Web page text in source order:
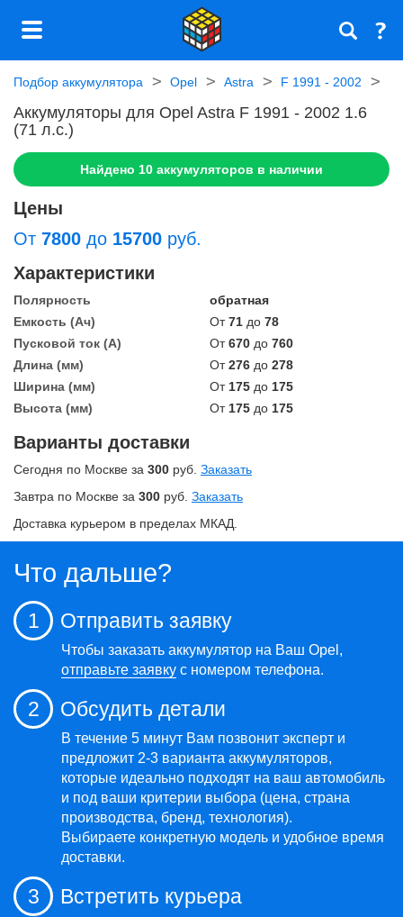
Подбор аккумулятора Opel Astra F 1991 - 2002
Аккумуляторы для Opel Astra F 1991 - 2002 1.6
(71 л.с.)
Найдено 10 аккумуляторов в наличии
Цены
От 7800 до 15700 руб.
Характеристики
Полярность
обратная
Емкость (Ач)
От71 до 78
Пусковой ток (А)
От670 до 760
Длина (мм)
От276 до 278
Ширина (мм)
От 175 до 175
Высота (мм)
От 175 до 175
Варианты доставки
Сегодня по Москве за 300 руб. Заказать
Завтра по Москве за 300 руб. Заказать
Доставка курьером в пределах МКАД.
Что дальше?
1 Отправить заявку
Чтобы заказать аккумулятор на Ваш Opel,
отправьте заявку с номером телефона.
2 Обсудить детали
В течение 5 минут Вам позвонит эксперт и
предложит 2-3 варианта аккумуляторов,
которые идеально подходят на ваш автомобиль
и под ваши критерии выбора (цена, страна
производства, бренд, технология).
Выбираете конкретную модель и удобное время
доставки.
3 Встретить курьера